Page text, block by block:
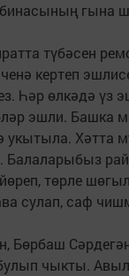
гына
түбәсен
кертеп
Һәр өлкәдә үз
эшли. Башка
укытыла. Хәтта
төрле
сулап, саф
Бөрбаш
чыкты.